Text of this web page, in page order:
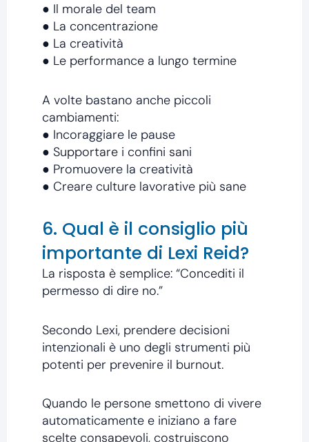
● Il morale del team
● La concentrazione
● La creatività
● Le performance a lungo termine
A volte bastano anche piccoli
cambiamenti:
● Incoraggiare le pause
● Supportare i confini sani
● Promuovere la creatività
● Creare culture lavorative più sane
6. Qual è il consiglio più
importante di Lexi Reid?
La risposta è semplice: “Concediti il
permesso di dire no.”
Secondo Lexi, prendere decisioni
intenzionali è uno degli strumenti più
potenti per prevenire il burnout.
Quando le persone smettono di vivere
automaticamente e iniziano a fare
scelte consapevoli, costruiscono